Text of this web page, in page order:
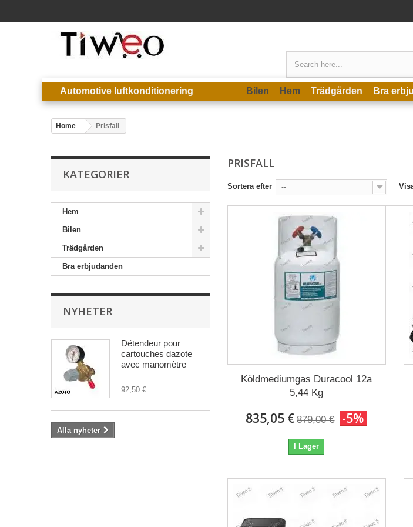
Automotive luftkonditionering Bilen Hem Trädgården Bra
Home Prisfall
KATEGORIER
Hem
Bilen
Trädgården
Bra erbjudanden
NYHETER
Détendeur pour
cartouches dazote
avec manomètre
92,50 €
Alla nyheter
PRISFALL
Sortera efter --
Köldmediumgas Duracool 12a
5,44 Kg
835,05 € 879,00 € -5%
I Lager